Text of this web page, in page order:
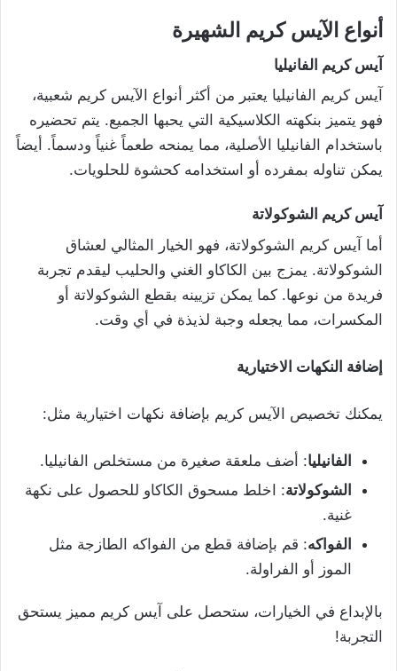
أنواع الآيس كريم الشهيرة
آيس كريم الفانيليا
آيس كريم الفانيليا يعتبر من أكثر أنواع الآيس كريم شعبية،
فهو يتميز بنكهته الكلاسيكية التي يحبها الجميع. يتم تحضيره
باستخدام الفانيليا الأصلية، مما يمنحه طعماً غنياً ودسماً. أيضاً
يمكن تناوله بمفرده أو استخدامه كحشوة للحلويات.
آيس كريم الشوكولاتة
أما آيس كريم الشوكولاتة، فهو الخيار المثالي لعشاق
الشوكولاتة. يمزج بين الكاكاو الغني والحليب ليقدم تجربة
فريدة من نوعها. كما يمكن تزيينه بقطع الشوكولاتة أو
المكسرات، مما يجعله وجبة لذيذة في أي وقت.
إضافة النكهات الاختيارية
يمكنك تخصيص الآيس كريم بإضافة نكهات اختيارية مثل:
الفانيليا: أضف ملعقة صغيرة من مستخلص الفانيليا.
الشوكولاتة: اخلط مسحوق الكاكاو للحصول على نكهة
غنية.
الفواكه: قم بإضافة قطع من الفواكه الطازجة مثل
الموز أو الفراولة.
بالإبداع في الخيارات، ستحصل على آيس كريم مميز يستحق
التجربة!